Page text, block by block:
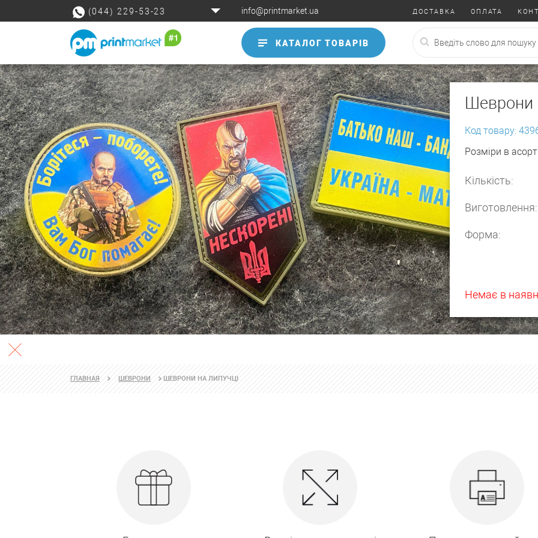
(044) 229-53-23 info@printmarket.ua ДОСТАВКА ОПЛАТА
КАТАЛОГ ТОВАРІВ
Шеврони
Код товару:
Розміри в
Кількість:
Виготовлення:
Форма:
Немає в
ГЛАВНАЯ ШЕВРОНИ ШЕВРОНИ НА ЛИПУЧЦІ